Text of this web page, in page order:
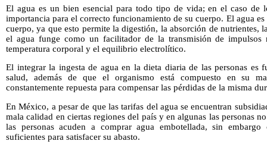
El agua es un bien esencial para todo tipo de vida; en el caso de
importancia para el correcto funcionamiento de su cuerpo. El agua
cuerpo, ya que esto permite la digestión, la absorción de nutrientes,
el agua funge como un facilitador de la transmisión de impulsos
temperatura corporal y el equilibrio electrolítico.
El integrar la ingesta de agua en la dieta diaria de las personas es
salud, además de que el organismo está compuesto en su
constantemente repuesta para compensar las pérdidas de la misma
En México, a pesar de que las tarifas del agua se encuentran
mala calidad en ciertas regiones del país y en algunas las personas
las personas acuden a comprar agua embotellada, sin
suficientes para satisfacer su abasto.